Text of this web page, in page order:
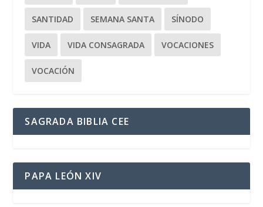
SANTIDAD SEMANA SANTA SÍNODO
VIDA VIDA CONSAGRADA VOCACIONES
VOCACIÓN
SAGRADA BIBLIA CEE
PAPA LEÓN XIV